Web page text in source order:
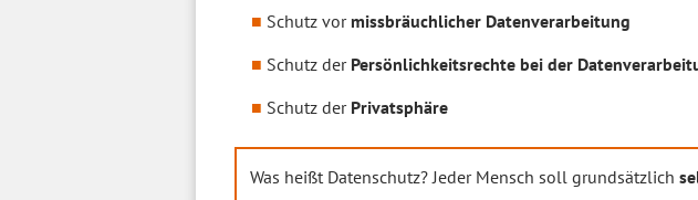
Schutz vor missbräuchlicher Datenverarbeitung
Schutz der Persönlichkeitsrechte bei der
Schutz der Privatsphäre
Was heißt Datenschutz? Jeder Mensch soll grundsätzlich